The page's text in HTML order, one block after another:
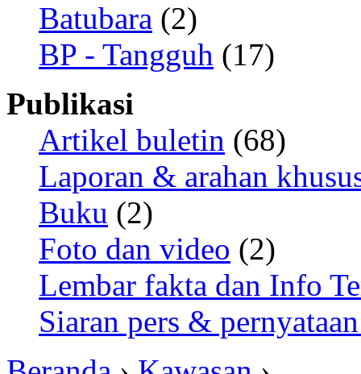
Batubara (2)
BP - Tangguh (17)
Publikasi
Artikel buletin (68)
Laporan & arahan
Buku (2)
Foto dan video (2)
Lembar fakta dan Info
Siaran pers &